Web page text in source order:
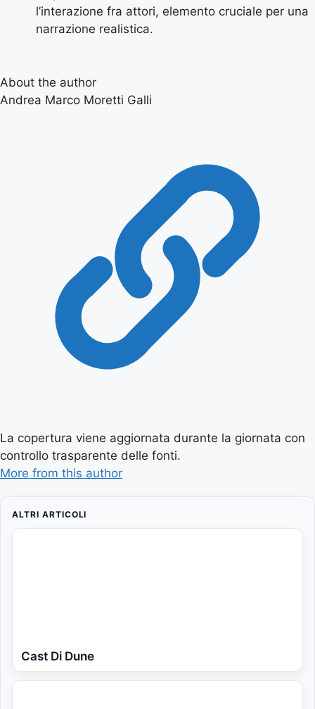
l’interazione fra attori, elemento cruciale per una
narrazione realistica.
About the author
Andrea Marco Moretti Galli
La copertura viene aggiornata durante la giornata con
controllo trasparente delle fonti.
More from this author
ALTRI ARTICOLI
Cast Di Dune